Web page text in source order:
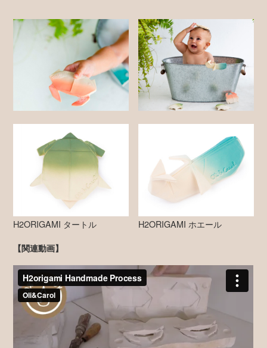
H2ORIGAMI タートル H2ORIGAMI ホエール
【関連動画】